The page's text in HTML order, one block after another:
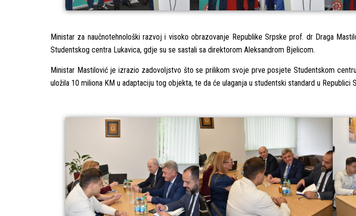
Ministar za naučnotehnološki razvoj i visoko obrazovanje Republike Srpske prof. dr Draga
Studentskog centra Lukavica, gdje su se sastali sa direktorom Aleksandrom Bjelicom.
Ministar Mastilović je izrazio zadovoljstvo što se prilikom svoje prve posjete Studentskom
uložila 10 miliona KM u adaptaciju tog objekta, te da će ulaganja u studentski standard u Republici